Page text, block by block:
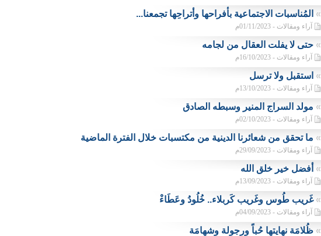
» المُناسبات الاجتماعية بأفراحها وأتراحِها تجمعنا...
آراء ومقالات - 01/11/2023م
» حتى لا يفلت العقال من لجامه
آراء ومقالات - 16/10/2023م
» استقبل ولا ترسل
آراء ومقالات - 13/10/2023م
» مولد السراج المنير وسبطه الصادق
آراء ومقالات - 02/10/2023م
» ما تحقق من شعائرنا الدينية من مكتسبات خلال الفترة الماضية
آراء ومقالات - 29/09/2023م
» أفضل خير خلق الله
آراء ومقالات - 13/09/2023م
»غَريب طُوس وغَريب كَربلاء.. خُلُودُ وعَطَاءْ
آراء ومقالات - 04/09/2023م
» ظُلامَة نهايتها حُباً ورجولة وشهامَة